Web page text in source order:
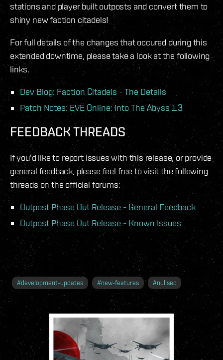
stations and player built outposts and convert them to
shiny new faction citadels!
For full details of the changes that occured during this
extended downtime, please take a look at the following
links.
Dev Blog: Faction Citadels - The Details
Patch Notes: EVE Online: Into The Abyss 1.3
FEEDBACK THREADS
If you'd like to report issues with this release, or provide
general feedback, please feel free to visit the following
threads on the official forums:
Outpost Phase Out Release - General Feedback
Outpost Phase Out Release - Known Issues
#development-updates #new-features #nullsec